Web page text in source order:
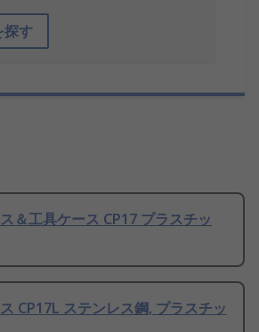
探す
＆工具ケース CP17 プラスチッ
CP17L ステンレス鋼, プラスチッ